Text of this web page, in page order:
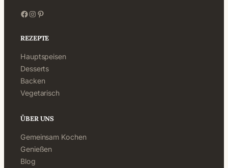
Facebook Instagram Pinterest
REZEPTE
Hauptspeisen
Desserts
Backen
Vegetarisch
ÜBER UNS
Gemeinsam Kochen
Genießen
Blog